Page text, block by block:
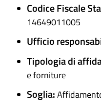
Codice Fiscale
14649011005
Ufficio
Tipologia di
e forniture
Soglia: